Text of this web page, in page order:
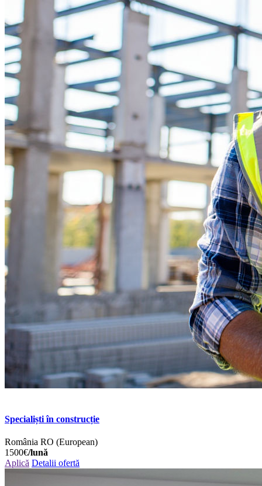
Specialiști în construcție
România RO (European)
1500€/lună
Aplică Detalii ofertă